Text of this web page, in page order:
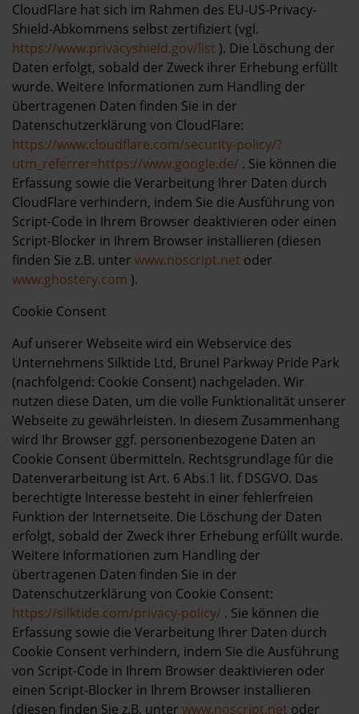
CloudFlare hat sich im Rahmen des EU-US-Privacy-
Shield-Abkommens selbst zertifiziert (vgl.
https://www.privacyshield.gov/list ). Die Löschung der
Daten erfolgt, sobald der Zweck ihrer Erhebung erfüllt
wurde. Weitere Informationen zum Handling der
übertragenen Daten finden Sie in der
Datenschutzerklärung von CloudFlare:
https://www.cloudflare.com/security-policy/?
utm_referrer=https://www.google.de/ . Sie können die
Erfassung sowie die Verarbeitung Ihrer Daten durch
CloudFlare verhindern, indem Sie die Ausführung von
Script-Code in Ihrem Browser deaktivieren oder einen
Script-Blocker in Ihrem Browser installieren (diesen
finden Sie z.B. unter www.noscript.net oder
www.ghostery.com ).
Cookie Consent
Auf unserer Webseite wird ein Webservice des
Unternehmens Silktide Ltd, Brunel Parkway Pride Park
(nachfolgend: Cookie Consent) nachgeladen. Wir
nutzen diese Daten, um die volle Funktionalität unserer
Webseite zu gewährleisten. In diesem Zusammenhang
wird Ihr Browser ggf. personenbezogene Daten an
Cookie Consent übermitteln. Rechtsgrundlage für die
Datenverarbeitung ist Art. 6 Abs.1 lit. f DSGVO. Das
berechtigte Interesse besteht in einer fehlerfreien
Funktion der Internetseite. Die Löschung der Daten
erfolgt, sobald der Zweck ihrer Erhebung erfüllt wurde.
Weitere Informationen zum Handling der
übertragenen Daten finden Sie in der
Datenschutzerklärung von Cookie Consent:
https://silktide.com/privacy-policy/ . Sie können die
Erfassung sowie die Verarbeitung Ihrer Daten durch
Cookie Consent verhindern, indem Sie die Ausführung
von Script-Code in Ihrem Browser deaktivieren oder
einen Script-Blocker in Ihrem Browser installieren
(diesen finden Sie z.B. unter www.noscript.net oder